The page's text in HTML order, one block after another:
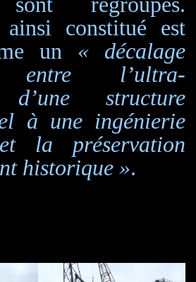
ainsi constitué est
un « décalage
entre l’ultra-
d’une structure
à une ingénierie
la préservation
historique ».